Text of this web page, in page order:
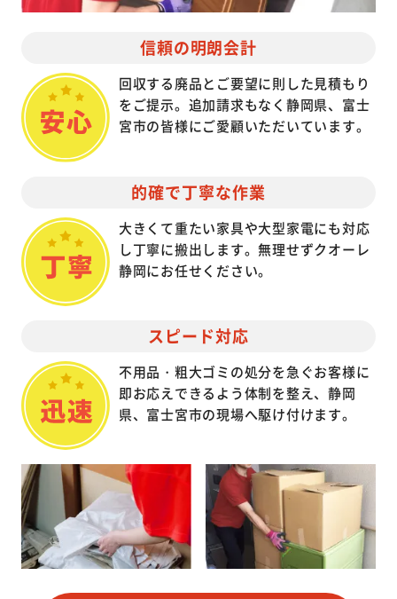
信頼の明朗会計
回収する廃品とご要望に則した見積もり
をご提示。追加請求もなく静岡県、富士
宮市の皆様にご愛顧いただいています。
的確で丁寧な作業
大きくて重たい家具や大型家電にも対応
し丁寧に搬出します。無理せずクオーレ
静岡にお任せください。
スピード対応
不用品・粗大ゴミの処分を急ぐお客様に
即お応えできるよう体制を整え、静岡
県、富士宮市の現場へ駆け付けます。